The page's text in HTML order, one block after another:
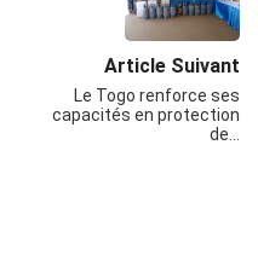
Article Suivant
Le Togo renforce ses
capacités en protection
de…